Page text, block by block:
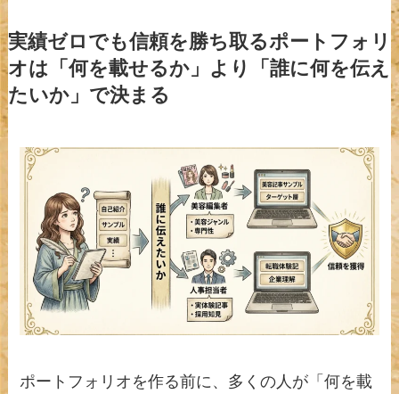
実績ゼロでも信頼を勝ち取るポートフォリ
オは「何を載せるか」より「誰に何を伝え
たいか」で決まる
ポートフォリオを作る前に、多くの人が「何を載